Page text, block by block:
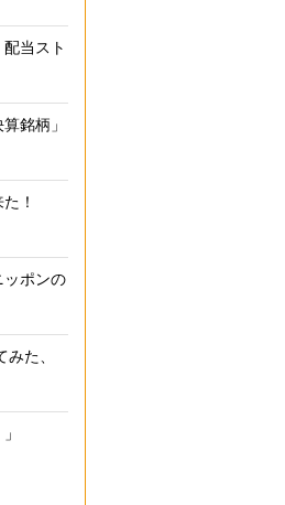
配当スト
銘柄」
！
ッポンの
た、